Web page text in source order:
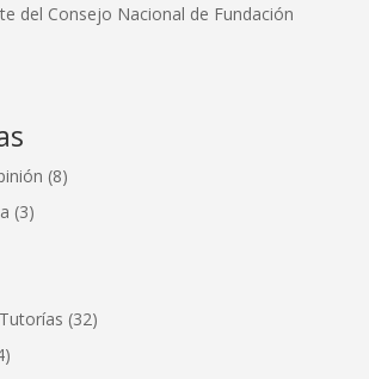
del Consejo Nacional de Fundación
(8)
(3)
(32)